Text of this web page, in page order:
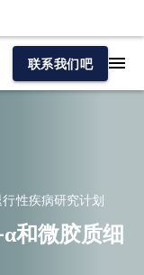
联系我们吧
性疾病研究计划
和微胶质细